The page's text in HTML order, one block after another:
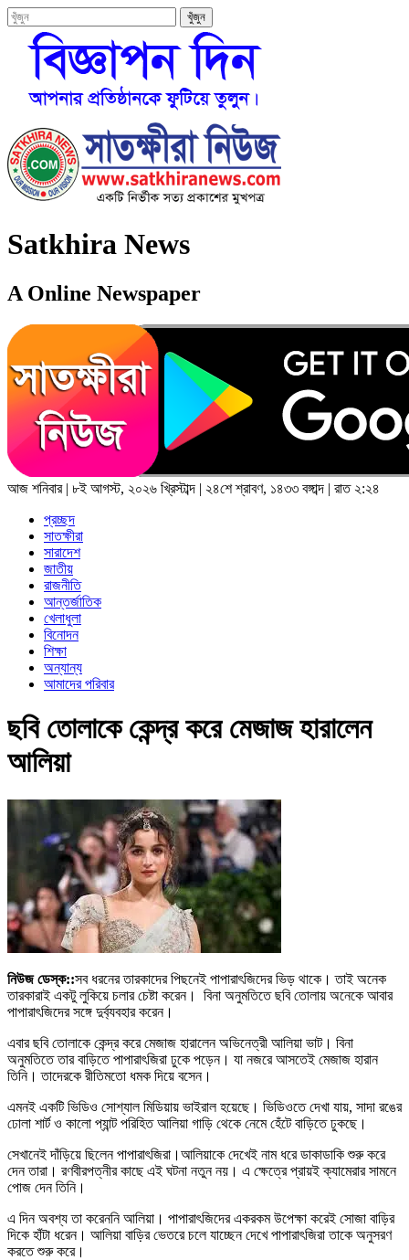
Satkhira News
A Online Newspaper
আজ শনিবার| ৮ই আগস্ট, ২০২৬ খ্রিস্টাব্দ | ২৪শে শ্রাবণ, ১৪৩৩ বঙ্গাব্দ | রাত ২:২৪
প্রচ্ছদ
সাতক্ষীরা
সারাদেশ
জাতীয়
রাজনীতি
আন্তর্জাতিক
খেলাধুলা
বিনোদন
শিক্ষা
অন্যান্য
আমাদের পরিবার
ছবি তোলাকে কেন্দ্র করে মেজাজ হারালেন
আলিয়া
নিউজ ডেস্ক::সব ধরনের তারকাদের পিছনেই পাপারাৎজিদের ভিড় থাকে। তাই অনেক
তারকারাই একটু লুকিয়ে চলার চেষ্টা করেন। বিনা অনুমতিতে ছবি তোলায় অনেকে আবার
পাপারাৎজিদের সঙ্গে দুর্ব্যবহার করেন।
এবার ছবি তোলাকে কেন্দ্র করে মেজাজ হারালেন অভিনেত্রী আলিয়া ভাট। বিনা
অনুমতিতে তার বাড়িতে পাপারাৎজিরা ঢুকে পড়েন। যা নজরে আসতেই মেজাজ হারান
তিনি। তাদেরকে রীতিমতো ধমক দিয়ে বসেন।
এমনই একটি ভিডিও সোশ্যাল মিডিয়ায় ভাইরাল হয়েছে। ভিডিওতে দেখা যায়, সাদা রঙের
ঢোলা শার্ট ও কালো প্যান্ট পরিহিত আলিয়া গাড়ি থেকে নেমে হেঁটে বাড়িতে ঢুকছে।
সেখানেই দাঁড়িয়ে ছিলেন পাপারাৎজিরা।আলিয়াকে দেখেই নাম ধরে ডাকাডাকি শুরু করে
দেন তারা। রণবীরপত্নীর কাছে এই ঘটনা নতুন নয়। এ ক্ষেত্রে প্রায়ই ক্যামেরার সামনে
পোজ দেন তিনি।
এ দিন অবশ্য তা করেননি আলিয়া। পাপারাৎজিদের একরকম উপেক্ষা করেই সোজা বাড়ির
দিকে হাঁটা ধরেন। আলিয়া বাড়ির ভেতরে চলে যাচ্ছেন দেখে পাপারাৎজিরা তাকে অনুসরণ
করতে শুরু করে।